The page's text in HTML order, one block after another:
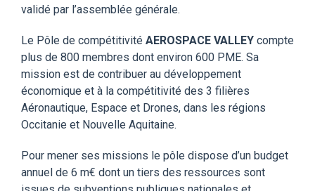
validé par l’assemblée générale.
Le Pôle de compétitivité AEROSPACE VALLEY compte
plus de 800 membres dont environ 600 PME. Sa
mission est de contribuer au développement
économique et à la compétitivité des 3 filières
Aéronautique, Espace et Drones, dans les régions
Occitanie et Nouvelle Aquitaine.
Pour mener ses missions le pôle dispose d’un budget
annuel de 6 m€ dont un tiers des ressources sont